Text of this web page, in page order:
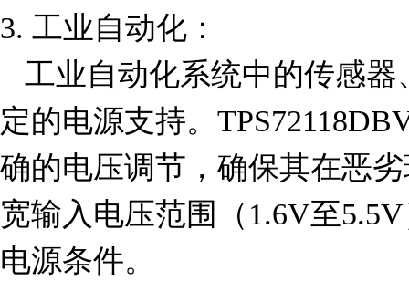
3. 工业自动化：
定的电源支持。
确的电压调节，确保其在恶
宽输入电压范围（1.6V至
电源条件。